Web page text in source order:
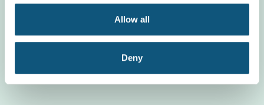
Allow all
Deny